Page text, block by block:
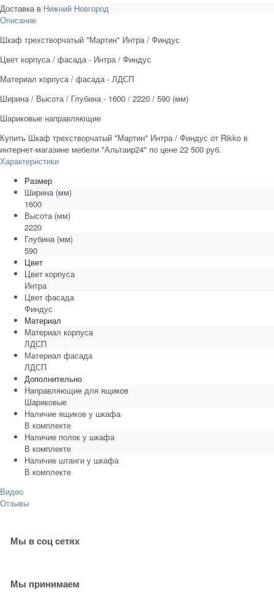
Доставка в Нижний Новгород
Описание
Шкаф трехстворчатый "Мартин" Интра / Финдус
Цвет корпуса / фасада - Интра / Финдус
Материал корпуса / фасада - ЛДСП
Ширина / Высота / Глубина - 1600 / 2220 / 590 (мм)
Шариковые направляющие
Купить Шкаф трехстворчатый "Мартин" Интра / Финдус от Rikko в
интернет-магазине мебели "Альтаир24" по цене 22 500 руб.
Характеристики
Размер
Ширина (мм)
1600
Высота (мм)
2220
Глубина (мм)
590
Цвет
Цвет корпуса
Интра
Цвет фасада
Финдус
Материал
Материал корпуса
ЛДСП
Материал фасада
ЛДСП
Дополнительно
Направляющие для ящиков
Шариковые
Наличие ящиков у шкафа
В комплекте
Наличие полок у шкафа
В комплекте
Наличие штанги у шкафа
В комплекте
Видео
Отзывы
Мы в соц сетях
Мы принимаем